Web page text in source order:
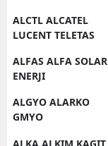
ALCTL ALCATEL
LUCENT TELETAS
ALFAS ALFA SOLAR
ENERJI
ALGYO ALARKO
GMYO